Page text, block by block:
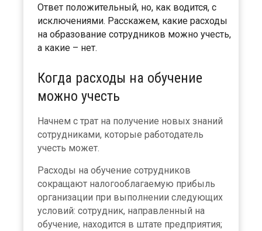
Ответ положительный, но, как водится, с
исключениями. Расскажем, какие расходы
на образование сотрудников можно учесть,
а какие – нет.
Когда расходы на обучение
можно учесть
Начнем с трат на получение новых знаний
сотрудниками, которые работодатель
учесть может.
Расходы на обучение сотрудников
сокращают налогооблагаемую прибыль
организации при выполнении следующих
условий: сотрудник, направленный на
обучение, находится в штате предприятия;